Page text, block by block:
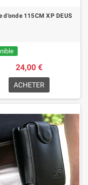
d'onde 115CM XP DEUS
24,00 €
ACHETER